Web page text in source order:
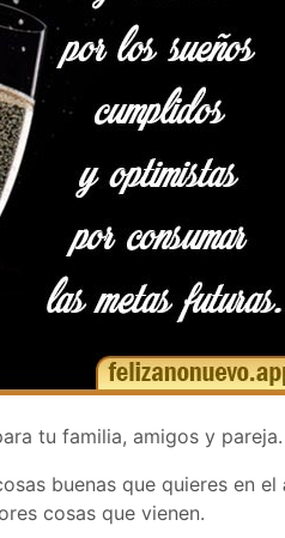
tu familia, amigos y pareja.
buenas que quieres en el
cosas que vienen.